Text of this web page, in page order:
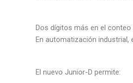
Dos dígitos más en el
En automatización
El nuevo Junior-D permite: